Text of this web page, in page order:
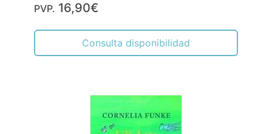
PVP. 16,90€
Consulta disponibilidad